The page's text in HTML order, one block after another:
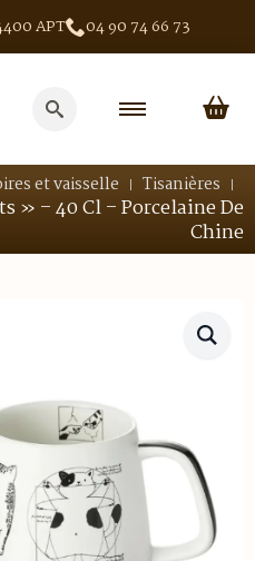
APT 04 90 74 66 73
for:
et vaisselle Tisanières
» – 40 Cl – Porcelaine De
Chine